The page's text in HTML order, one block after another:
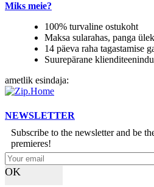
Miks meie?
100% turvaline ostukoht
Maksa sularahas, panga
14 päeva raha tagastamise
Suurepärane
ametlik esindaja:
NEWSLETTER
Subscribe to the newsletter and be
premieres!
OK